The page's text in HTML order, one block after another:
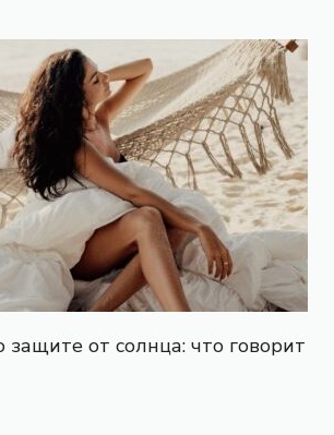
от солнца: что говорит